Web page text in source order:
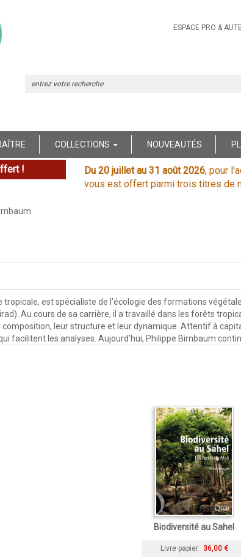
ESPACE PRO &
COLLECTIONS NOUVEAUTÉS
! Du 20 juillet au 31 août 2026, pour
vous est offert parmi trois titres de
tropicale, est spécialiste de l'écologie des formations
Au cours de sa carrière, il a travaillé dans les forêts
leur structure et leur dynamique. Attentif à
facilitent les analyses. Aujourd'hui, Philippe Birnbaum
Biodiversité au Sahel
Livre papier 36,00 €